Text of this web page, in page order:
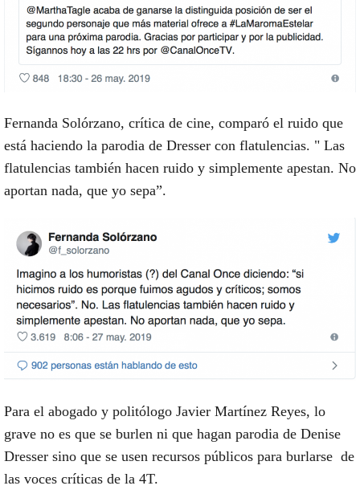
Fernanda Solórzano, crítica de cine, comparó el ruido que
está haciendo la parodia de Dresser con flatulencias. " Las
flatulencias también hacen ruido y simplemente apestan. No
aportan nada, que yo sepa”.
Para el abogado y politólogo Javier Martínez Reyes, lo
grave no es que se burlen ni que hagan parodia de Denise
Dresser sino que se usen recursos públicos para burlarse de
las voces críticas de la 4T.